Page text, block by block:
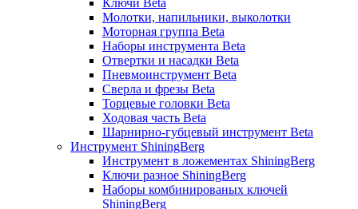
Ключи Beta
Молотки, напильники, выколотки
Моторная группа Beta
Наборы инструмента Beta
Отвертки и насадки Beta
Пневмоинструмент Beta
Сверла и фрезы Beta
Торцевые головки Beta
Ходовая часть Beta
Шарнирно-губцевый инструмент Beta
Инструмент ShiningBerg
Инструмент в ложементах ShiningBerg
Ключи разное ShiningBerg
Наборы комбинированых ключей
ShiningBerg